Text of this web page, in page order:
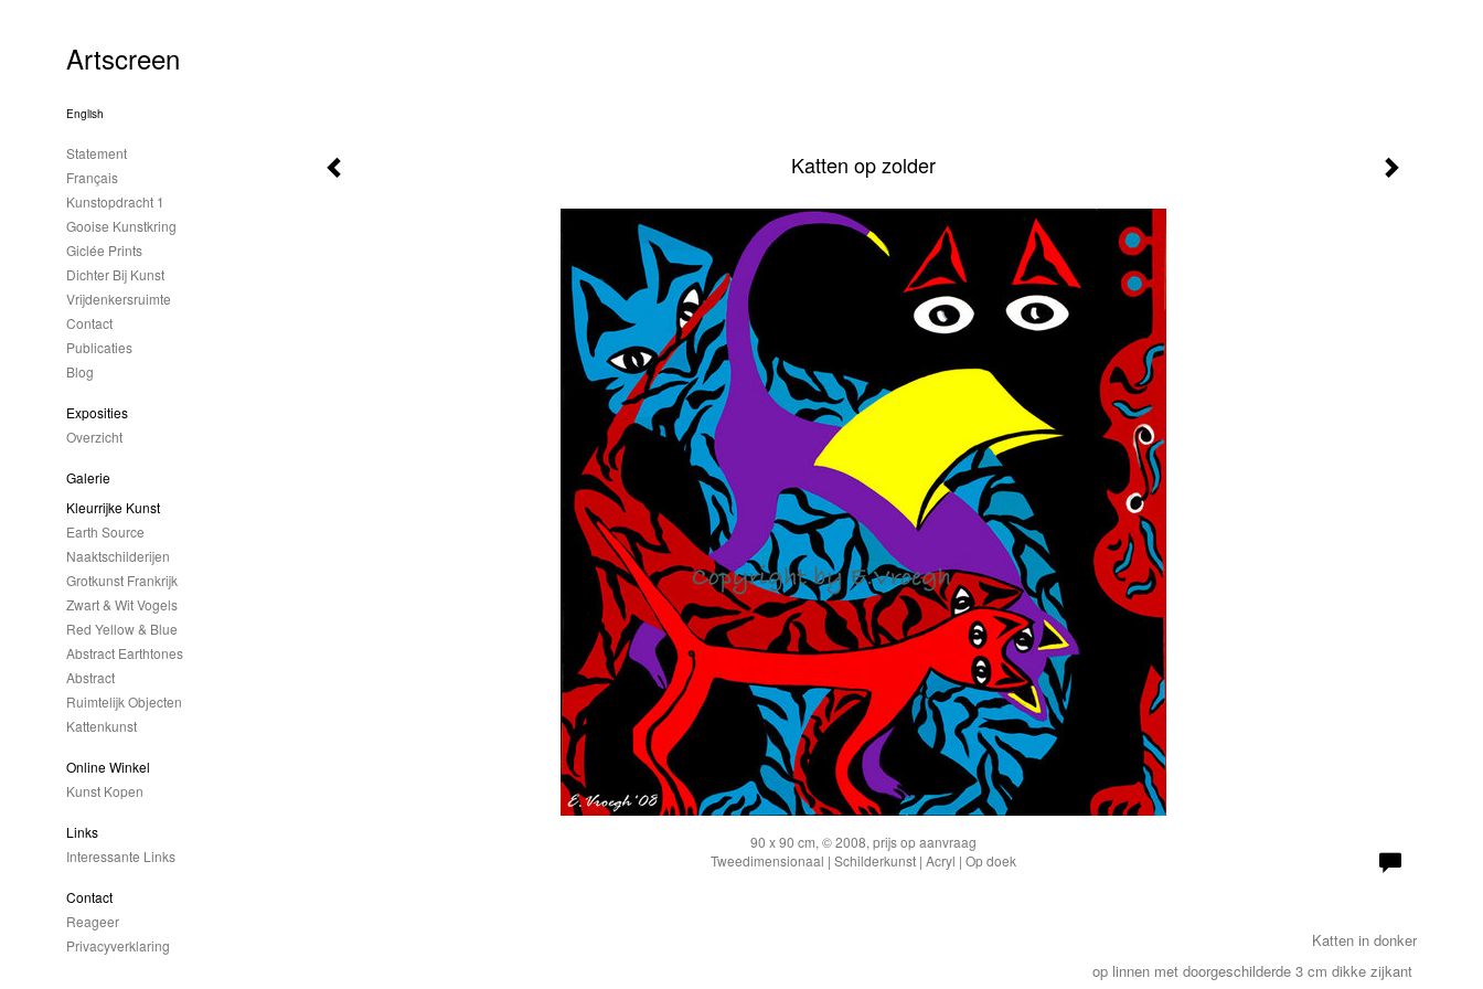
Katten op zolder
90 x 90 cm, © 2008, prijs op aanvraag
Tweedimensionaal | Schilderkunst | Acryl | Op doek
Katten in donker
op linnen met doorgeschilderde 3 cm dikke zijkant
Artscreen
English
Statement
Français
Kunstopdracht 1
Gooise Kunstkring
Giclée Prints
Dichter Bij Kunst
Vrijdenkersruimte
Contact
Publicaties
Blog
Exposities
Overzicht
Galerie
Kleurrijke Kunst
Earth Source
Naaktschilderijen
Grotkunst Frankrijk
Zwart & Wit Vogels
Red Yellow & Blue
Abstract Earthtones
Abstract
Ruimtelijk Objecten
Kattenkunst
Online Winkel
Kunst Kopen
Links
Interessante Links
Contact
Reageer
Privacyverklaring